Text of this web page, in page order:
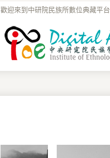
歡迎來到中研院民族所數位典藏平台